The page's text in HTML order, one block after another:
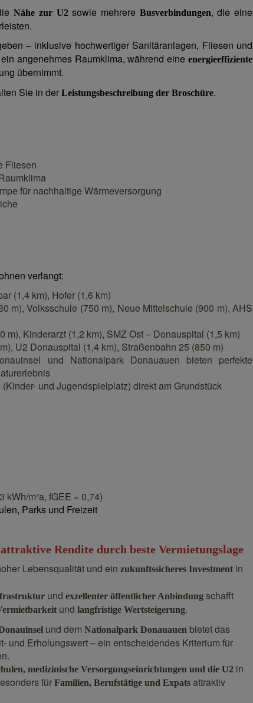
Nähe zur U2sowie mehrere Busverbindungen, die eine
– inklusive hochwertiger Sanitäranlagen, Fliesen und
angenehmes Raumklima, während eineenergieeffiziente
übernimmt.
Sie in der Leistungsbeschreibung der Broschüre.
Fliesen
für nachhaltige Wärmeversorgung
verlangt:
(1,4 km), Hofer (1,6 km)
m), Volksschule (750 m), Neue Mittelschule (900 m), AHS
m), Kinderarzt (1,2 km), SMZ Ost – Donauspital (1,5 km)
U2 Donauspital (1,4 km), Straßenbahn 25 (850 m)
und Nationalpark Donauauen bieten perfekte
und Jugendspielplatz) direkt am Grundstück
m²a, fGEE = 0,74)
Parks und Freizeit
Rendite durch beste Vermietungslage
Lebensqualität und ein zukunftssicheres Investment in
und exzellenter öffentlicher Anbindung schafft
und langfristige Wertsteigerung.
und dem Nationalpark Donauauen bietet das
und Erholungswert – ein entscheidendes Kriterium für
medizinische Versorgungseinrichtungen und die U2 in
für Familien, Berufstätige und Expats attraktiv